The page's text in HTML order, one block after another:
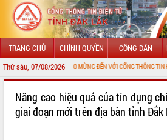
TRANG CHỦ CHÍNH QUYỀN CÔNG DÂN
Thứ sáu, 07/08/2026CHÀO MỪNG ĐẾN VỚI CỔNG THÔNG TIN ĐIỆN TỬ
LÃNH ĐẠO UBND TỈNH
Nâng cao hiệu quả của tín dụng
giai đoạn mới trên địa bàn tỉnh Đắk